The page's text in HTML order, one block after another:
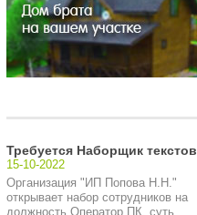
Требуется Наборщик текстов
15-10-2022
Организация "ИП Попова Н.Н."
открывает набор сотрудников на
должность Оператор ПК, суть